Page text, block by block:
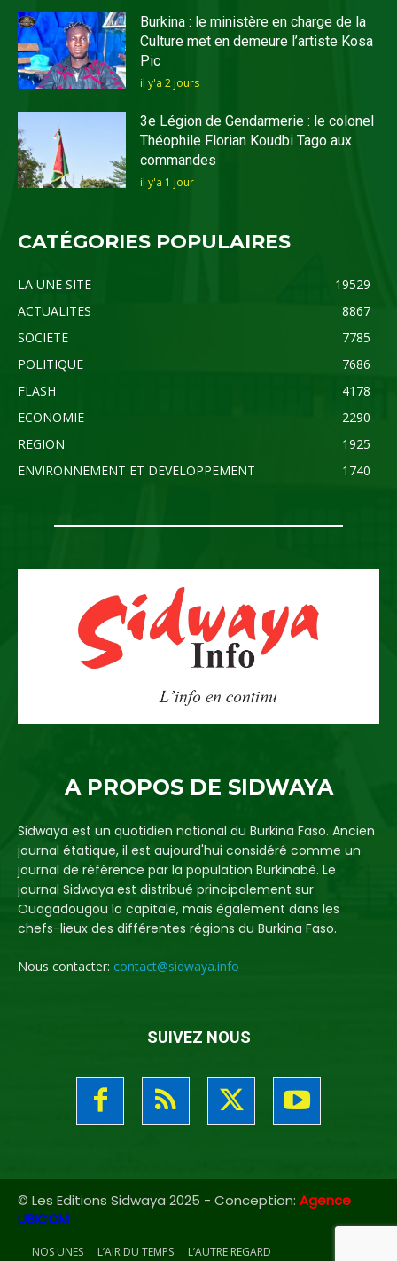
Burkina : le ministère en charge de la
Culture met en demeure l’artiste Kosa
Pic
il y'a 2 jours
3e Légion de Gendarmerie : le colonel
Théophile Florian Koudbi Tago aux
commandes
il y'a 1 jour
CATÉGORIES POPULAIRES
LA UNE SITE
19529
ACTUALITES
8867
SOCIETE
7785
POLITIQUE
7686
FLASH
4178
ECONOMIE
2290
REGION
1925
ENVIRONNEMENT ET DEVELOPPEMENT
1740
A PROPOS DE SIDWAYA
Sidwaya est un quotidien national du Burkina Faso. Ancien
journal étatique, il est aujourd'hui considéré comme un
journal de référence par la population Burkinabè. Le
journal Sidwaya est distribué principalement sur
Ouagadougou la capitale, mais également dans les
chefs-lieux des différentes régions du Burkina Faso.
Nous contacter: contact@sidwaya.info
SUIVEZ NOUS
© Les Editions Sidwaya 2025 - Conception: Agence
UBICOM
NOS UNES L’AIR DU TEMPS L’AUTRE REGARD